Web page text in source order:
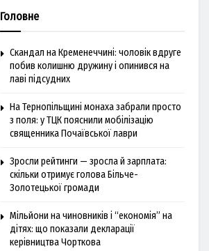
Головне
Скандал на Кременеччині: чоловік вдруге
побив колишню дружину і опинився на
лаві підсудних
На Тернопільщині монаха забрали просто
з поля: у ТЦК пояснили мобілізацію
священника Почаївської лаври
Зросли рейтинги — зросла й зарплата:
скільки отримує голова Більче-
Золотецької громади
Мільйони на чиновників і “економія” на
дітях: що показали декларації
керівництва Чорткова